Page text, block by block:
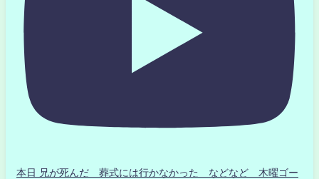
本日 兄が死んだ 葬式には行かなかった などなど 木曜ゴー